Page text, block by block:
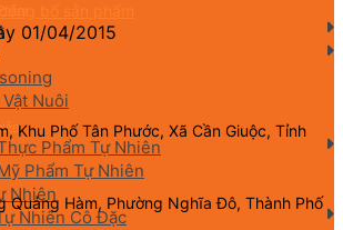
Nuôi
Phẩm Tự Nhiên
Phẩm Tự Nhiên
Nhiên
Nhiên Cô Đặc
bố sản phẩm
01/04/2015
Khu Phố Tân Phước, Xã Cần Giuộc, Tỉnh
Quảng Hàm, Phường Nghĩa Đô, Thành Phố